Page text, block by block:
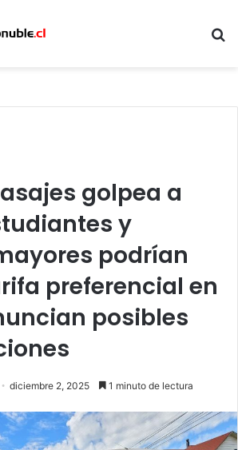
golpea a
y
podrían
preferencial en
posibles
diciembre 2, 2025 1 minuto de lectura